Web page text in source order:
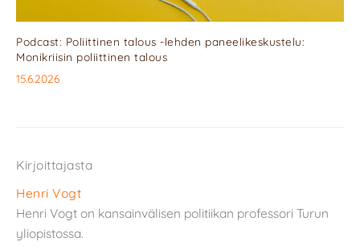
Podcast: Poliittinen talous -lehden paneelikeskustelu:
Monikriisin poliittinen talous
15.6.2026
Kirjoittajasta
Henri Vogt
Henri Vogt on kansainvälisen politiikan professori Turun
yliopistossa.